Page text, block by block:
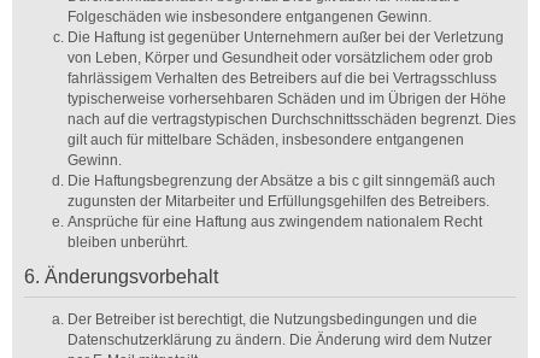
Folgeschäden wie insbesondere entgangenen Gewinn.
Die Haftung ist gegenüber Unternehmern außer bei der Verletzung
von Leben, Körper und Gesundheit oder vorsätzlichem oder grob
fahrlässigem Verhalten des Betreibers auf die bei Vertragsschluss
typischerweise vorhersehbaren Schäden und im Übrigen der Höhe
nach auf die vertragstypischen Durchschnittsschäden begrenzt. Dies
gilt auch für mittelbare Schäden, insbesondere entgangenen
Gewinn.
Die Haftungsbegrenzung der Absätze a bis c gilt sinngemäß auch
zugunsten der Mitarbeiter und Erfüllungsgehilfen des Betreibers.
Ansprüche für eine Haftung aus zwingendem nationalem Recht
bleiben unberührt.
6. Änderungsvorbehalt
Der Betreiber ist berechtigt, die Nutzungsbedingungen und die
Datenschutzerklärung zu ändern. Die Änderung wird dem Nutzer